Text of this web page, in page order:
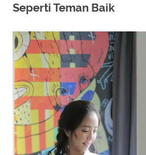
Seperti Teman Baik